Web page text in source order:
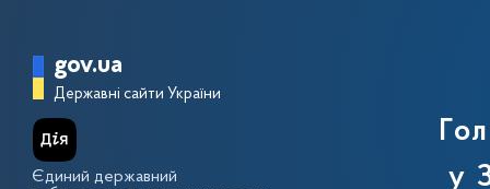
Головна сторінка Державної
gov.ua
Державні сайти України
Єдиний державний
у